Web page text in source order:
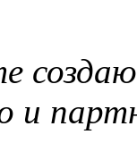
и